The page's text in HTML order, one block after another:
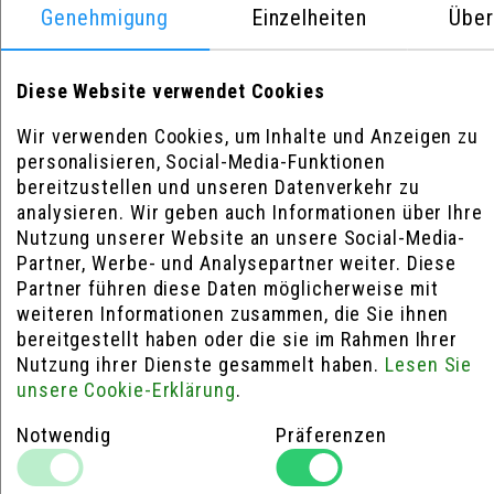
VERWENDEN WIR NATÜRLICH AUCH DIE BESTEN NIPPEL AUF
DieSapim Polyax Secure Lock Double Squaresind
Aluminiumnippel von höchster Qualität mit
modernster Technik. Sapim verwendet die höchste
Qualität von Aluminium für diese (7075 T6). Diese
Art von Aluminium kombiniert sehr geringes
Gewicht, Stärke und Korrosionsbeständigkeit und
ist in 8 verschiedenen Farben erhältlich!
Die Sapim Polyax Secure Lock Double Square
Nippel haben, wie der Name schon sagt, einen
doppelten Kopf, so dass die Räder sowohl innen
als auch außen zentriert werden können.
Die Nippel sind auch in einer Messingversion
Genehmigung Einzelheiten Über
Diese Website verwendet Cookies
Wir verwenden Cookies, um Inhalte und Anzeigen zu
personalisieren, Social-Media-Funktionen
bereitzustellen und unseren Datenverkehr zu
analysieren. Wir geben auch Informationen über Ihre
Nutzung unserer Website an unsere Social-Media-
Partner, Werbe- und Analysepartner weiter. Diese
Partner führen diese Daten möglicherweise mit
weiteren Informationen zusammen, die Sie ihnen
bereitgestellt haben oder die sie im Rahmen Ihrer
Nutzung ihrer Dienste gesammelt haben. Lesen Sie
unsere Cookie-Erklärung.
Notwendig Präferenzen